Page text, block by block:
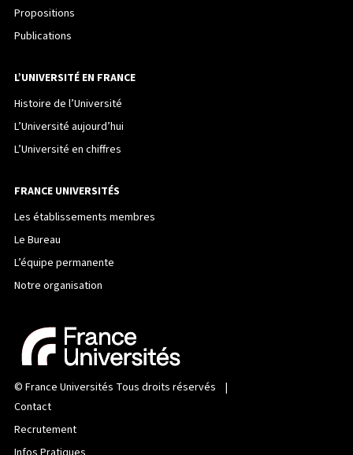
Propositions
Publications
L’UNIVERSITÉ EN FRANCE
Histoire de l’Université
L’Université aujourd’hui
L’Université en chiffres
FRANCE UNIVERSITÉS
Les établissements membres
Le Bureau
L’équipe permanente
Notre organisation
© France Universités Tous droits réservés |
Contact
Recrutement